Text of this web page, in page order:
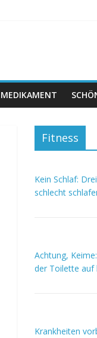
MEDIKAMENT
Fitness
Kein Schlaf:
schlecht
Achtung,
der Toilette auf
Krankheiten